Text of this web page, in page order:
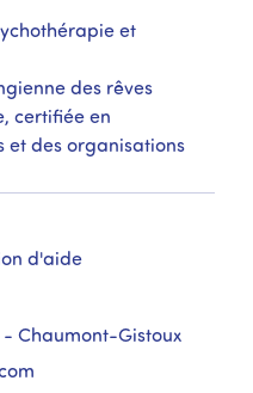
et
des rêves
certifiée en
et des organisations
d'aide
- Chaumont-Gistoux